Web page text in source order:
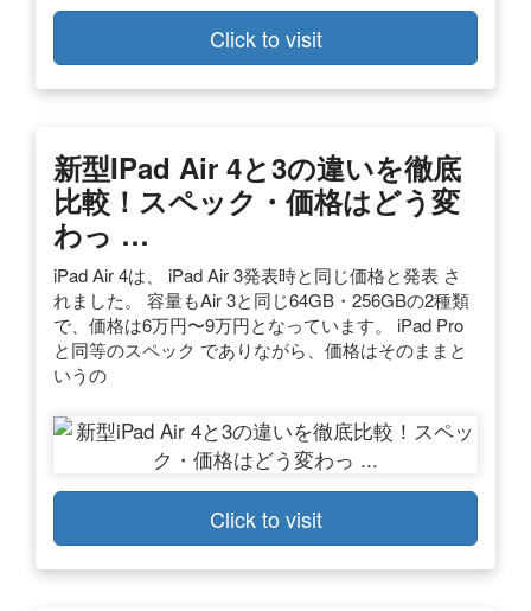
Click to visit
新型iPad Air 4と3の違いを徹底
比較！スペック・価格はどう変
わっ …
iPad Air 4は、 iPad Air 3発表時と同じ価格と発表 さ
れました。 容量もAir 3と同じ64GB・256GBの2種類
で、価格は6万円〜9万円となっています。 iPad Pro
と同等のスペック でありながら、価格はそのままと
いうの
Click to visit